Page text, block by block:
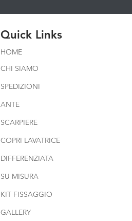
Quick Links
HOME
CHI SIAMO
SPEDIZIONI
ANTE
SCARPIERE
COPRI LAVATRICE
DIFFERENZIATA
SU MISURA
KIT FISSAGGIO
GALLERY